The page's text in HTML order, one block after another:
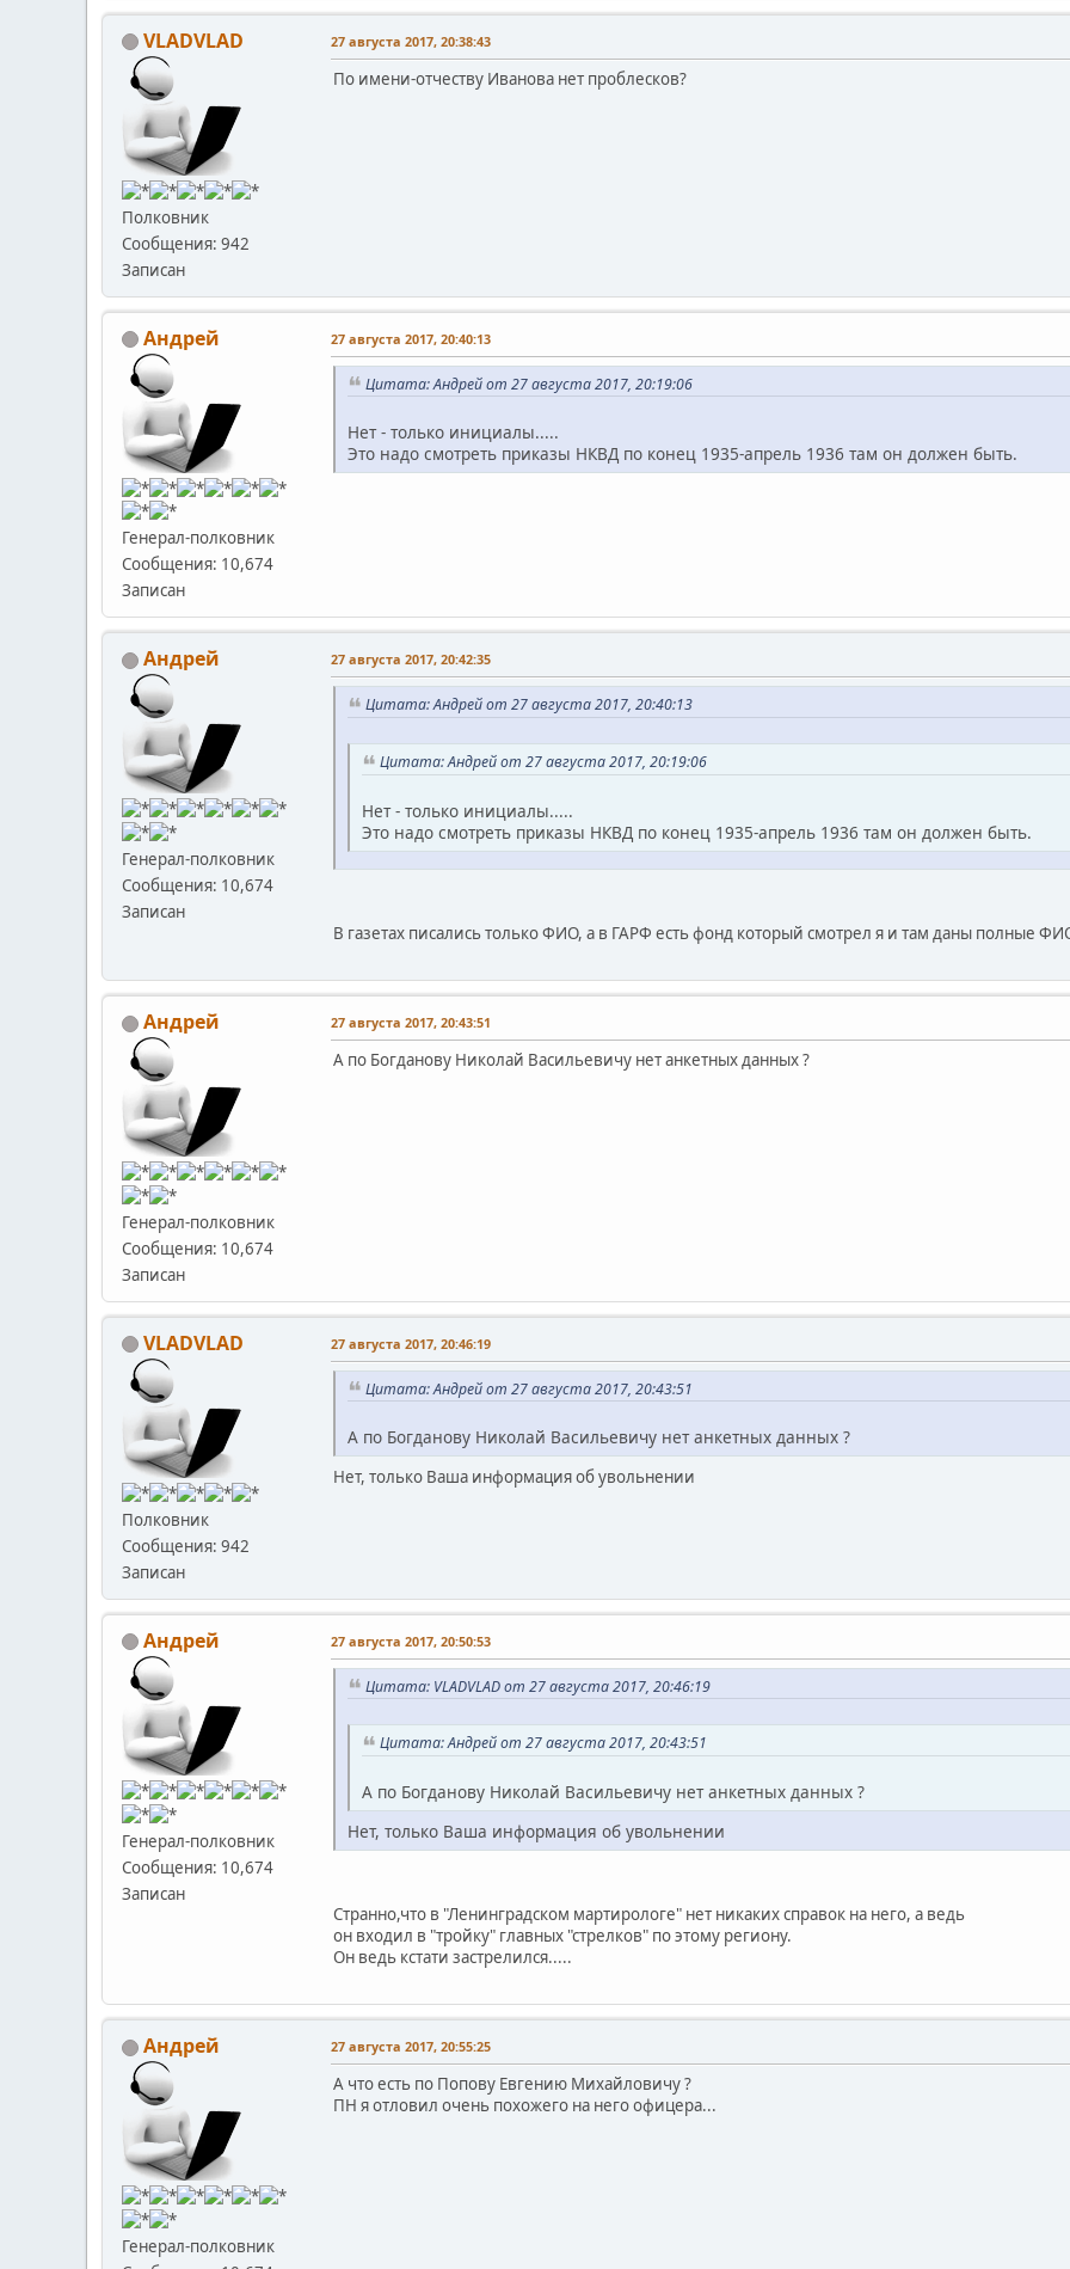
VLADVLAD
Полковник
Сообщения: 942
Записан
27 августа 2017, 20:38:43
По имени-отчеству Иванова нет проблесков?
Андрей
Генерал-полковник
Сообщения: 10,674
Записан
27 августа 2017, 20:40:13
Цитата: Андрей от 27 августа 2017, 20:19:06
Нет - только инициалы.....
Это надо смотреть приказы НКВД по конец 1935-апрель 1936 там он должен быть.
Андрей
Генерал-полковник
Сообщения: 10,674
Записан
27 августа 2017, 20:42:35
Цитата: Андрей от 27 августа 2017, 20:40:13
Цитата: Андрей от 27 августа 2017, 20:19:06
Нет - только инициалы.....
Это надо смотреть приказы НКВД по конец 1935-апрель 1936 там он должен быть.
В газетах писались только ФИО, а в ГАРФ есть фонд который смотрел я и там даны полные
Андрей
Генерал-полковник
Сообщения: 10,674
Записан
27 августа 2017, 20:43:51
А по Богданову Николай Васильевичу нет анкетных данных ?
VLADVLAD
Полковник
Сообщения: 942
Записан
27 августа 2017, 20:46:19
Цитата: Андрей от 27 августа 2017, 20:43:51
А по Богданову Николай Васильевичу нет анкетных данных ?
Нет, только Ваша информация об увольнении
Андрей
Генерал-полковник
Сообщения: 10,674
Записан
27 августа 2017, 20:50:53
Цитата: VLADVLAD от 27 августа 2017, 20:46:19
Цитата: Андрей от 27 августа 2017, 20:43:51
А по Богданову Николай Васильевичу нет анкетных данных ?
Нет, только Ваша информация об увольнении
Странно,что в "Ленинградском мартирологе" нет никаких справок на него, а ведь
он входил в "тройку" главных "стрелков" по этому региону.
Он ведь кстати застрелился.....
Андрей
Генерал-полковник
27 августа 2017, 20:55:25
А что есть по Попову Евгению Михайловичу ?
ПН я отловил очень похожего на него офицера...